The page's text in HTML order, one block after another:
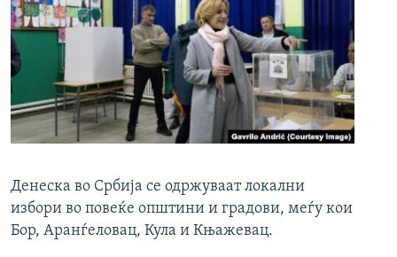
Денеска во Србија се одржуваат локални
избори во повеќе општини и градови, меѓу кои
Бор, Аранѓеловац, Кула и Књажевац.